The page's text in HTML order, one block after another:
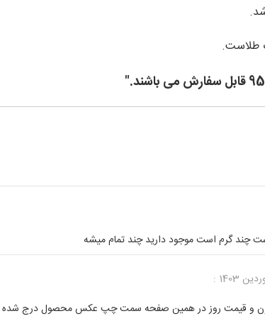
طلاست.
است چند گرم است موجود دارید چند تمام میشه
:
وزن و قیمت روز در همین صفحه سمت چپ عکس محصول درج شده